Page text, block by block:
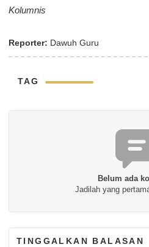
Kolumnis
Reporter: Dawuh Guru
TAG
Belum ada
Jadilah yang
TINGGALKAN BALASAN